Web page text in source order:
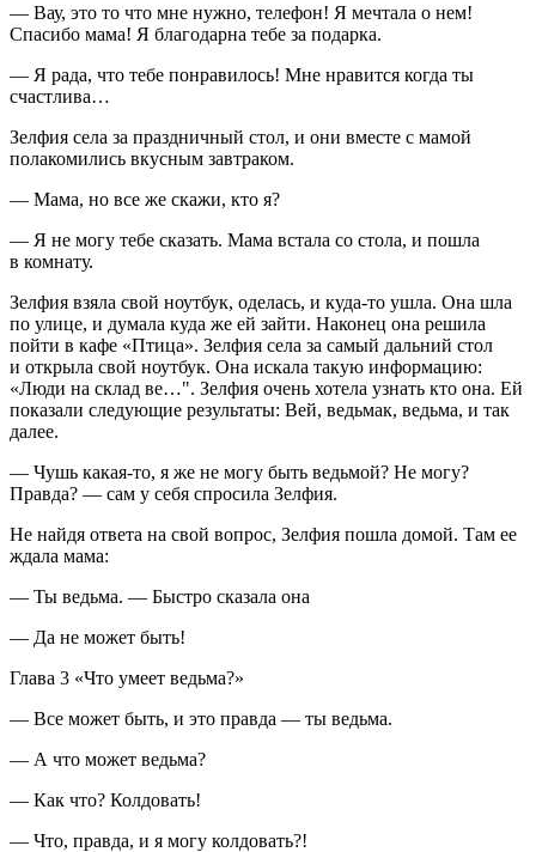
— Вау, это то что мне нужно, телефон! Я мечтала о нем!
Спасибо мама! Я благодарна тебе за подарка.
— Я рада, что тебе понравилось! Мне нравится когда ты
счастлива…
Зелфия села за праздничный стол, и они вместе с мамой
полакомились вкусным завтраком.
— Мама, но все же скажи, кто я?
— Я не могу тебе сказать. Мама встала со стола, и пошла
в комнату.
Зелфия взяла свой ноутбук, оделась, и куда-то ушла. Она шла
по улице, и думала куда же ей зайти. Наконец она решила
пойти в кафе «Птица». Зелфия села за самый дальний стол
и открыла свой ноутбук. Она искала такую информацию:
«Люди на склад ве…". Зелфия очень хотела узнать кто она. Ей
показали следующие результаты: Вей, ведьмак, ведьма, и так
далее.
— Чушь какая-то, я же не могу быть ведьмой? Не могу?
Правда? — сам у себя спросила Зелфия.
Не найдя ответа на свой вопрос, Зелфия пошла домой. Там ее
ждала мама:
— Ты ведьма. — Быстро сказала она
— Да не может быть!
Глава 3 «Что умеет ведьма?»
— Все может быть, и это правда — ты ведьма.
— А что может ведьма?
— Как что? Колдовать!
— Что, правда, и я могу колдовать?!